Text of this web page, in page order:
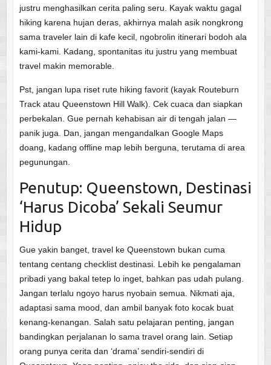
justru menghasilkan cerita paling seru. Kayak waktu gagal
hiking karena hujan deras, akhirnya malah asik nongkrong
sama traveler lain di kafe kecil, ngobrolin itinerari bodoh ala
kami-kami. Kadang, spontanitas itu justru yang membuat
travel makin memorable.
Pst, jangan lupa riset rute hiking favorit (kayak Routeburn
Track atau Queenstown Hill Walk). Cek cuaca dan siapkan
perbekalan. Gue pernah kehabisan air di tengah jalan —
panik juga. Dan, jangan mengandalkan Google Maps
doang, kadang offline map lebih berguna, terutama di area
pegunungan.
Penutup: Queenstown, Destinasi
‘Harus Dicoba’ Sekali Seumur
Hidup
Gue yakin banget, travel ke Queenstown bukan cuma
tentang centang checklist destinasi. Lebih ke pengalaman
pribadi yang bakal tetep lo inget, bahkan pas udah pulang.
Jangan terlalu ngoyo harus nyobain semua. Nikmati aja,
adaptasi sama mood, dan ambil banyak foto kocak buat
kenang-kenangan. Salah satu pelajaran penting, jangan
bandingkan perjalanan lo sama travel orang lain. Setiap
orang punya cerita dan ‘drama’ sendiri-sendiri di